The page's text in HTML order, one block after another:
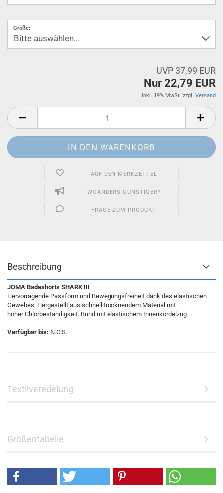
Größe:
UVP 37,99 EUR
Nur 22,79 EUR
inkl. 19% MwSt. zzgl. Versand
AUF DEN MERKZETTEL
WOANDERS GÜNSTIGER?
FRAGE ZUM PRODUKT
Beschreibung
JOMA Badeshorts SHARK III
Hervorragende Passform und Bewegungsfreiheit dank des elastischen
Gewebes. Hergestellt aus schnell trocknendem Material mit
hoher Chlorbeständigkeit. Bund mit elastischem Innenkordelzug.
Verfügbar bis: N.O.S.
Textilveredelung
Größentabelle